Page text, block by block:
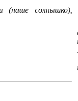
(наше солнышко),